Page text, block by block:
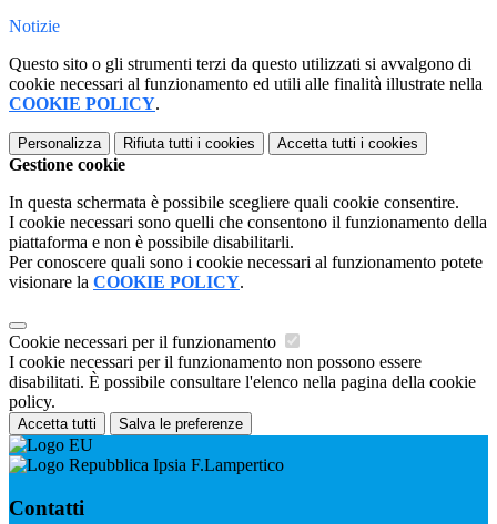
Notizie
Questo sito o gli strumenti terzi da questo utilizzati si avvalgono di
cookie necessari al funzionamento ed utili alle finalità illustrate nella
COOKIE POLICY.
Personalizza Rifiuta tutti i cookies Accetta tutti i cookies
Gestione cookie
In questa schermata è possibile scegliere quali cookie consentire.
I cookie necessari sono quelli che consentono il funzionamento della
piattaforma e non è possibile disabilitarli.
Per conoscere quali sono i cookie necessari al funzionamento potete
visionare la COOKIE POLICY.
Cookie necessari per il funzionamento
I cookie necessari per il funzionamento non possono essere
disabilitati. È possibile consultare l'elenco nella pagina della cookie
policy.
Accetta tutti Salva le preferenze
Ipsia F.Lampertico
Contatti